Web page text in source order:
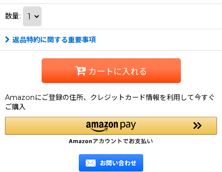
数量:
返品特約に関する重要事項
カートに入れる
Amazonにご登録の住所、クレジットカード情報を利用して今すぐ
ご購入